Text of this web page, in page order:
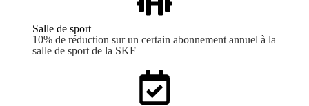
Salle de sport
10% de réduction sur un certain abonnement annuel à la
salle de sport de la SKF